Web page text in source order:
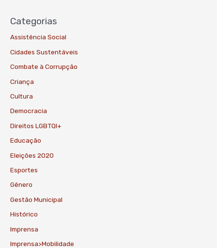
Categorias
Assistência Social
Cidades Sustentáveis
Combate à Corrupção
Criança
Cultura
Democracia
Direitos LGBTQI+
Educação
Eleições 2020
Esportes
Gênero
Gestão Municipal
Histórico
Imprensa
Imprensa>Mobilidade